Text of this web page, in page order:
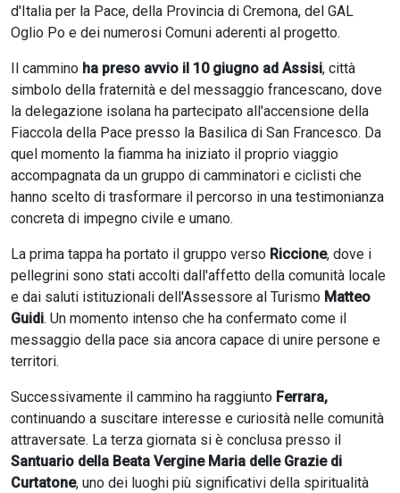
d'Italia per la Pace, della Provincia di Cremona, del GAL
Oglio Po e dei numerosi Comuni aderenti al progetto.
Il cammino ha preso avvio il 10 giugno ad Assisi, città
simbolo della fraternità e del messaggio francescano, dove
la delegazione isolana ha partecipato all'accensione della
Fiaccola della Pace presso la Basilica di San Francesco. Da
quel momento la fiamma ha iniziato il proprio viaggio
accompagnata da un gruppo di camminatori e ciclisti che
hanno scelto di trasformare il percorso in una testimonianza
concreta di impegno civile e umano.
La prima tappa ha portato il gruppo verso Riccione, dove i
pellegrini sono stati accolti dall'affetto della comunità locale
e dai saluti istituzionali dell'Assessore al Turismo Matteo
Guidi. Un momento intenso che ha confermato come il
messaggio della pace sia ancora capace di unire persone e
territori.
Successivamente il cammino ha raggiunto Ferrara,
continuando a suscitare interesse e curiosità nelle comunità
attraversate. La terza giornata si è conclusa presso il
Santuario della Beata Vergine Maria delle Grazie di
Curtatone, uno dei luoghi più significativi della spiritualità